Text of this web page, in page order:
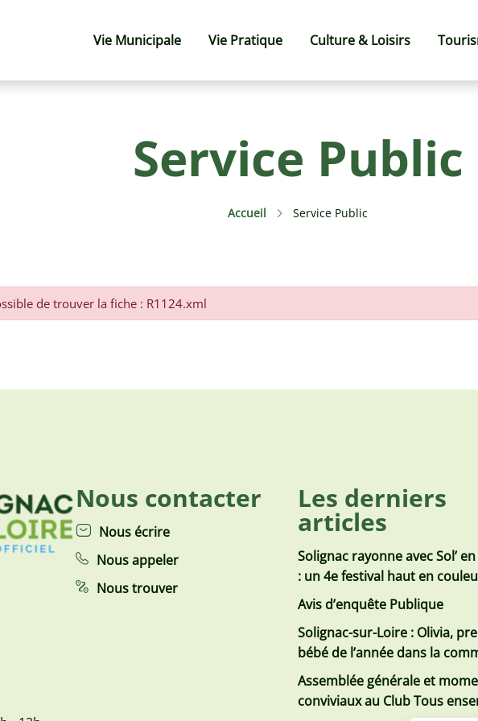
Vie Municipale Vie Pratique Culture & Loisirs
Service Public
Accueil Service Public
de trouver la fiche : R1124.xml
Nous contacter
Nous écrire
Nous appeler
Nous trouver
Les derniers
articles
Solignac rayonne avec Sol’
: un 4e festival haut en
Avis d’enquête Publique
Solignac-sur-Loire : Olivia,
bébé de l’année dans la
Assemblée générale et
conviviaux au Club Tous